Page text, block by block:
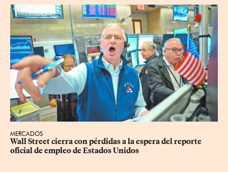
MERCADOS
Wall Street cierra con pérdidas a la espera del reporte
oficial de empleo de Estados Unidos